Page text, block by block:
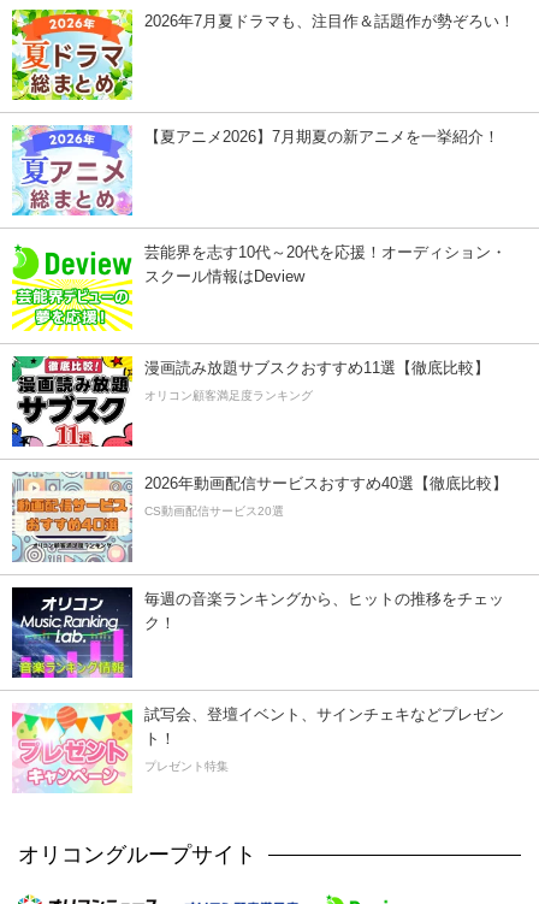
2026年7月夏ドラマも、注目作＆話題作が勢ぞろい！
【夏アニメ2026】7月期夏の新アニメを一挙紹介！
芸能界を志す10代～20代を応援！オーディション・
スクール情報はDeview
漫画読み放題サブスクおすすめ11選【徹底比較】
オリコン顧客満足度ランキング
2026年動画配信サービスおすすめ40選【徹底比較】
CS動画配信サービス20選
毎週の音楽ランキングから、ヒットの推移をチェッ
ク！
試写会、登壇イベント、サインチェキなどプレゼン
ト！
プレゼント特集
オリコングループサイト